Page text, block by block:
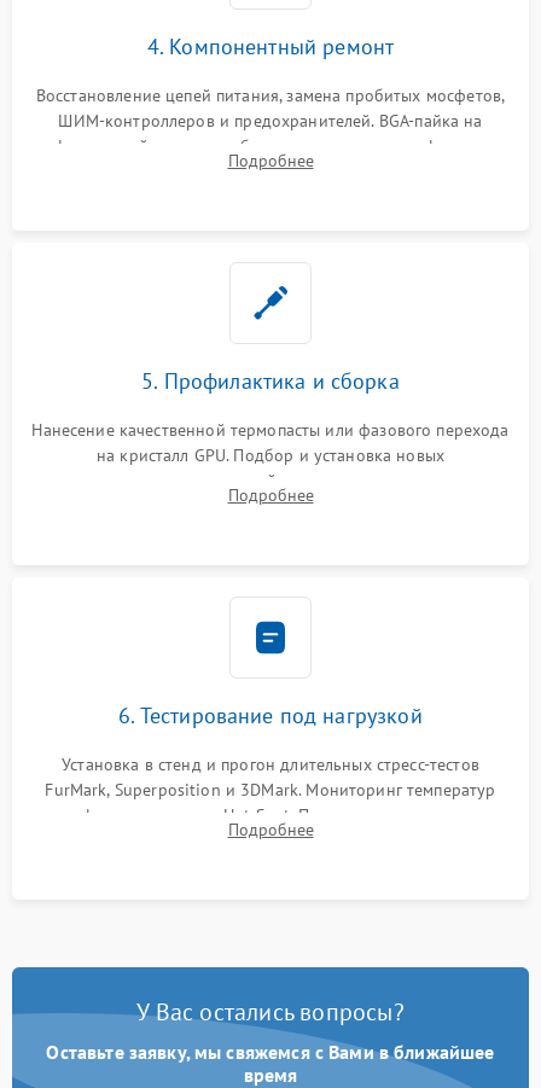
4. Компонентный ремонт
Восстановление цепей питания, замена пробитых мосфетов,
ШИМ-контроллеров и предохранителей. BGA-пайка на
инфракрасной станции реболлинг или замена графического
чипа и дефектной памяти GDDR. Прошивка BIOS
Подробнее
5. Профилактика и сборка
Нанесение качественной термопасты или фазового перехода
на кристалл GPU. Подбор и установка новых
термопрокладок правильной толщины на память и цепи
питания. Монтаж радиатора и бэкплейта, подключение и
Подробнее
6. Тестирование под нагрузкой
Установка в стенд и прогон длительных стресс-тестов
FurMark, Superposition и 3DMark. Мониторинг температур
графического чипа и Hot Spot. Проверка на отсутствие
артефактов изображения, вылетов драйвера и зависаний.
Подробнее
У Вас остались вопросы?
Оставьте заявку, мы свяжемся с Вами в ближайшее
время